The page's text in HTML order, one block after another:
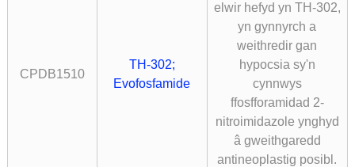
CPDB1510
TH-302;
Evofosfamide
elwir hefyd yn TH-302,
yn gynnyrch a
weithredir gan
hypocsia sy'n
cynnwys
ffosfforamidad 2-
nitroimidazole ynghyd
â gweithgaredd
antineoplastig posibl.